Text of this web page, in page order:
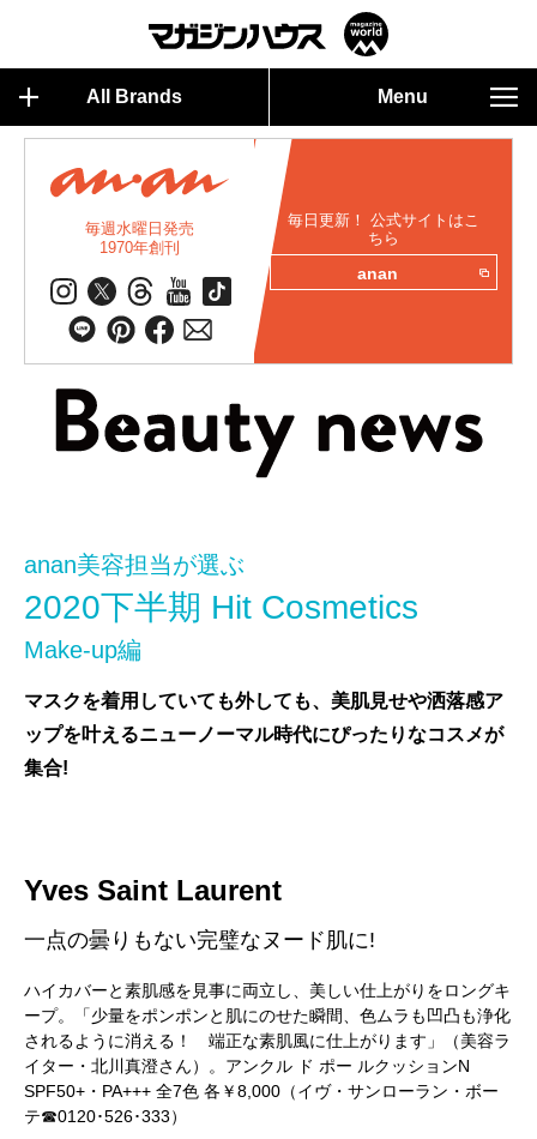
All Brands Menu
毎週水曜日発売
1970年創刊
毎日更新！ 公式サイトはこ
ちら
anan
anan美容担当が選ぶ
2020下半期 Hit Cosmetics
Make-up編
マスクを着用していても外しても、美肌見せや洒落感ア
ップを叶えるニューノーマル時代にぴったりなコスメが
集合!
Yves Saint Laurent
一点の曇りもない完璧なヌード肌に!
ハイカバーと素肌感を見事に両立し、美しい仕上がりをロングキ
ープ。「少量をポンポンと肌にのせた瞬間、色ムラも凹凸も浄化
されるように消える！ 端正な素肌風に仕上がります」（美容ラ
イター・北川真澄さん）。アンクル ド ポー ルクッションN
SPF50+・PA+++ 全7色 各￥8,000（イヴ・サンローラン・ボー
テ☎0120･526･333）